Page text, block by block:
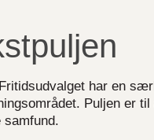
har en
Puljen er
samfund.